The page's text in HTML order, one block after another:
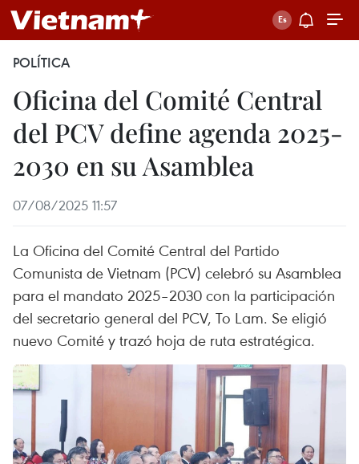
POLÍTICA
Oficina del Comité Central
del PCV define agenda 2025-
2030 en su Asamblea
07/08/2025 11:57
La Oficina del Comité Central del Partido
Comunista de Vietnam (PCV) celebró su Asamblea
para el mandato 2025–2030 con la participación
del secretario general del PCV, To Lam. Se eligió
nuevo Comité y trazó hoja de ruta estratégica.